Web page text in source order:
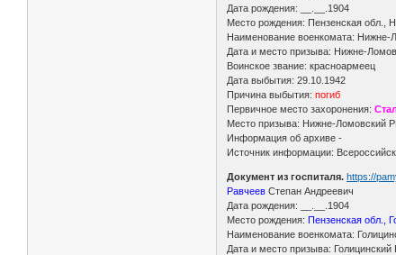
Дата рождения: __.__.1904
Место рождения: Пензенская обл.,
Наименование военкомата: Нижне-
Дата и место призыва: Нижне-
Воинское звание: красноармеец
Дата выбытия: 29.10.1942
Причина выбытия:погиб
Первичное место захоронения:
Место призыва: Нижне-Ломовский
Информация об архиве -
Источник информации:
Документ из госпиталя. https://
Равчеев Степан Андреевич
Дата рождения: __.__.1904
Место рождения:Пензенская обл.,
Наименование военкомата:
Дата и место призыва: